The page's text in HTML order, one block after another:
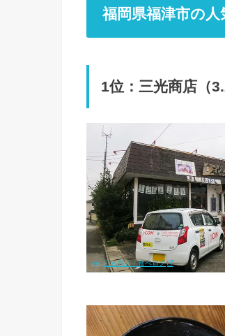
福岡県福津市の
1位：三光商店（
via.三光商店｜食べログ